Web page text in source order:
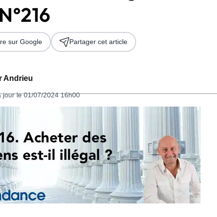
Andrieu
jour le 01/07/2024 16h00
sur Google Partager cet article